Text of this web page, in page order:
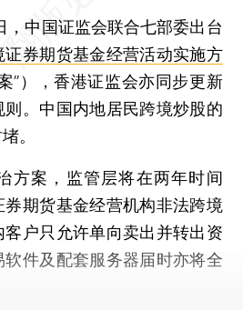
国证监会联合七部委出台
券期货基金经营活动实施方
”），香港证监会亦同步更新
。中国内地居民跨境炒股的
。
案，监管层将在两年时间
期货基金经营机构非法跨境
户只允许单向卖出并转出资
件及配套服务器届时亦将全